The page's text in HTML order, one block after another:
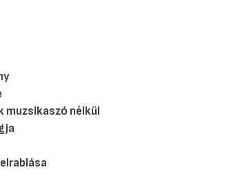
muzsikaszó nélkül